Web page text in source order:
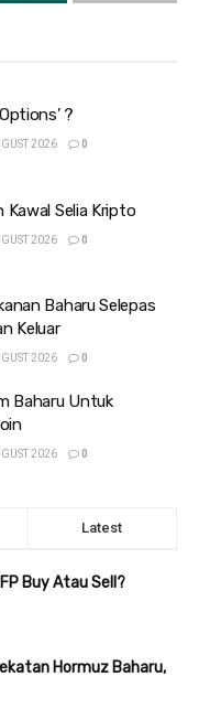
?
2026 0
Kawal Selia Kripto
2026 0
Baharu Selepas
Keluar
2026 0
Baharu Untuk
2026 0
Latest
Buy Atau Sell?
Hormuz Baharu,